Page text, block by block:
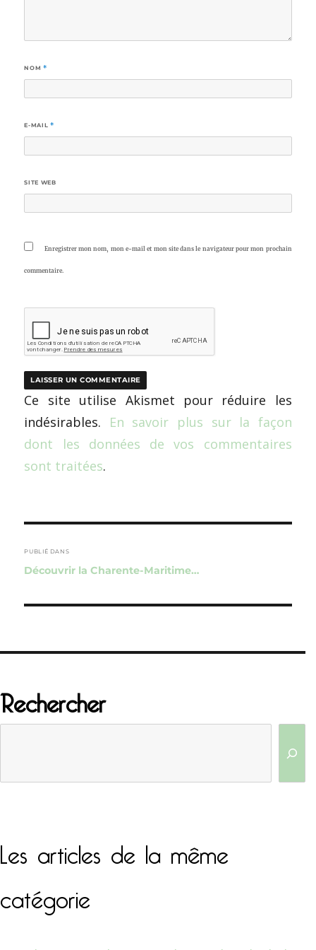
NOM *
E-MAIL *
SITE WEB
Enregistrer mon nom, mon e-mail et mon site dans le navigateur pour mon prochain
commentaire.
Ce site utilise Akismet pour réduire les
indésirables. En savoir plus sur la façon
dont les données de vos commentaires
sont traitées.
de
l’article
PUBLIÉ DANS
Découvrir la Charente-Maritime…
Rechercher
Les articles de la même
catégorie